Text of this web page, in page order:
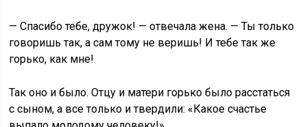
— Спасибо тебе, дружок! — отвечала жена. — Ты только
говоришь так, а сам тому не веришь! И тебе так же
горько, как мне!
Так оно и было. Отцу и матери горько было расстаться
с сыном, а все только и твердили: «Какое счастье